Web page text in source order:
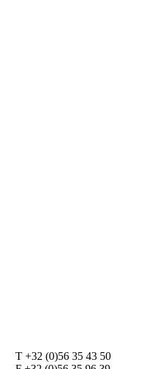
T +32 (0)56 35 43 50